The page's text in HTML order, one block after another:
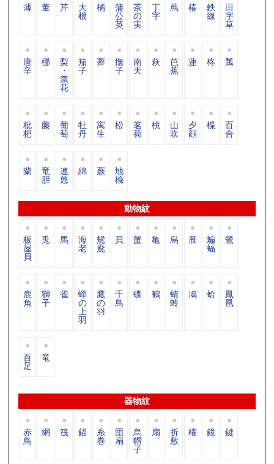
薄 董 芹 大
根
橘 蒲
公
英
茶
の
実
丁
字
蔦 椿 鉄
線
田
字
草
唐
辛
梛 梨
・
柰
花
茄
子
薺 撫
子
南
天
萩 芭
蕉
蓮 柊 瓢
枇
杷
藤 葡
萄
牡
丹
寓
生
松 茗
荷
桃 山
吹
夕
顔
楪 百
合
蘭 竜
胆
連
翹
綿 蕨 地
楡
動物紋
板
屋
貝
兎 馬 海
老
鴛
鴦
貝 蟹 亀 烏 雁 蝙
蝠
鷺
鹿
角
獅
子
雀 蟬
の
上
羽
鷹
の
羽
千
鳥
蝶 鶴 蜻
蛉
鳩 蛤 鳳
凰
百
足
竜
器物紋
赤
鳥
網 筏 錨 糸
巻
団
扇
烏
帽
子
扇 折
敷
櫂 鏡 鍵